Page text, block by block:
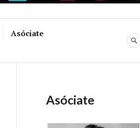
Asóciate
Asóciate